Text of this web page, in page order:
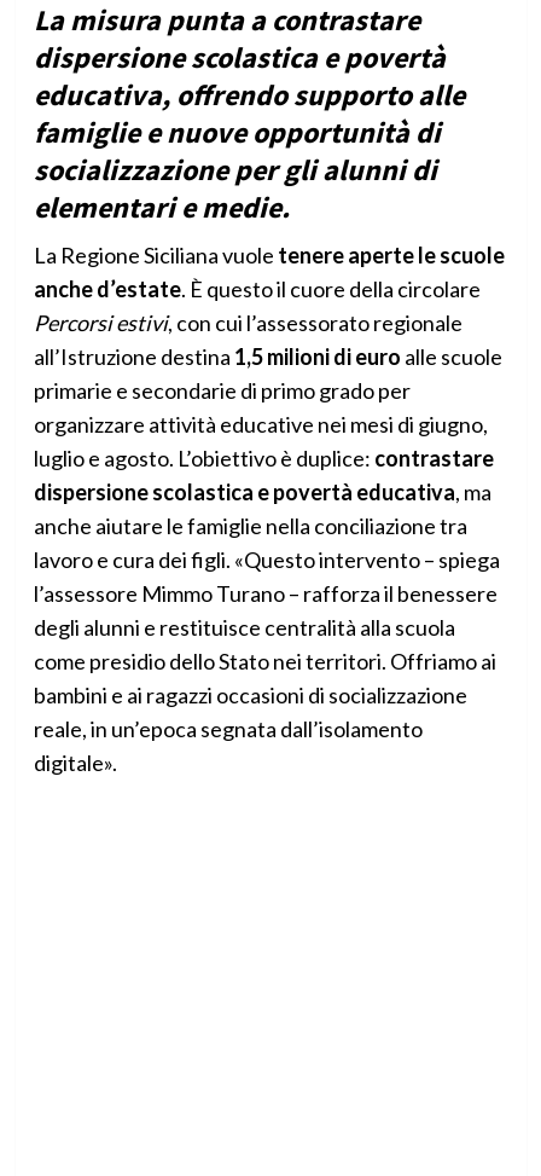
La misura punta a contrastare
dispersione scolastica e povertà
educativa, offrendo supporto alle
famiglie e nuove opportunità di
socializzazione per gli alunni di
elementari e medie.
La Regione Siciliana vuole tenere aperte le scuole
anche d’estate. È questo il cuore della circolare
Percorsi estivi, con cui l’assessorato regionale
all’Istruzione destina 1,5 milioni di euro alle scuole
primarie e secondarie di primo grado per
organizzare attività educative nei mesi di giugno,
luglio e agosto. L’obiettivo è duplice: contrastare
dispersione scolastica e povertà educativa, ma
anche aiutare le famiglie nella conciliazione tra
lavoro e cura dei figli. «Questo intervento – spiega
l’assessore Mimmo Turano – rafforza il benessere
degli alunni e restituisce centralità alla scuola
come presidio dello Stato nei territori. Offriamo ai
bambini e ai ragazzi occasioni di socializzazione
reale, in un’epoca segnata dall’isolamento
digitale».